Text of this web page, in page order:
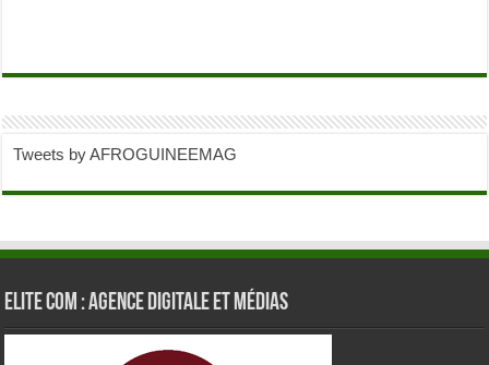
Tweets by AFROGUINEEMAG
Elite Com : Agence Digitale et Médias